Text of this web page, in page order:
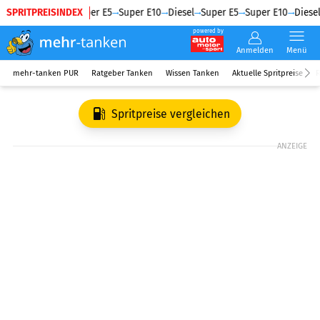
SPRITPREISINDEX
Diesel Super E5 Super E10 Diesel Super E5 Super E10 Diesel
powered by
Anmelden Menü
mehr-tanken PUR Ratgeber Tanken Wissen Tanken Aktuelle Spritpreise
Spritpreise vergleichen
ANZEIGE